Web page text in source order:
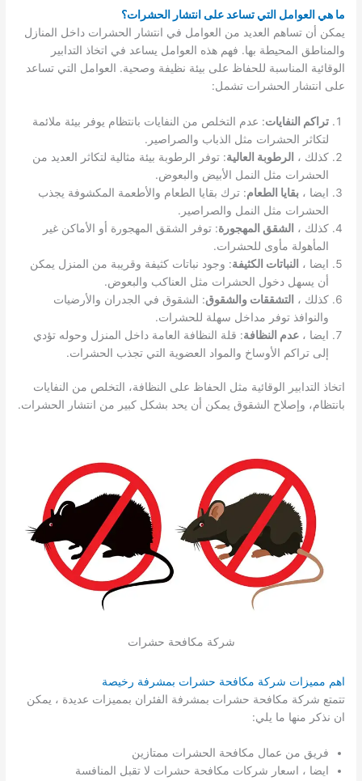
ما هي العوامل التي تساعد على انتشار الحشرات؟
يمكن أن تساهم العديد من العوامل في انتشار الحشرات داخل المنازل
والمناطق المحيطة بها. فهم هذه العوامل يساعد في اتخاذ التدابير
الوقائية المناسبة للحفاظ على بيئة نظيفة وصحية. العوامل التي تساعد
على انتشار الحشرات تشمل:
تراكم النفايات: عدم التخلص من النفايات بانتظام يوفر بيئة ملائمة
لتكاثر الحشرات مثل الذباب والصراصير.
كذلك ، الرطوبة العالية: توفر الرطوبة بيئة مثالية لتكاثر العديد من
الحشرات مثل النمل الأبيض والبعوض.
ايضا ،بقايا الطعام: ترك بقايا الطعام والأطعمة المكشوفة يجذب
الحشرات مثل النمل والصراصير.
كذلك ، الشقق المهجورة: توفر الشقق المهجورة أو الأماكن غير
المأهولة مأوى للحشرات.
ايضا ، النباتات الكثيفة: وجود نباتات كثيفة وقريبة من المنزل يمكن
أن يسهل دخول الحشرات مثل العناكب والبعوض.
كذلك ، التشققات والشقوق: الشقوق في الجدران والأرضيات
والنوافذ توفر مداخل سهلة للحشرات.
ايضا ،عدم النظافة: قلة النظافة العامة داخل المنزل وحوله تؤدي
إلى تراكم الأوساخ والمواد العضوية التي تجذب الحشرات.
اتخاذ التدابير الوقائية مثل الحفاظ على النظافة، التخلص من النفايات
بانتظام، وإصلاح الشقوق يمكن أن يحد بشكل كبير من انتشار الحشرات.
شركة مكافحة حشرات
اهم مميزات شركة مكافحة حشرات بمشرفة رخيصة
تتمتع شركة مكافحة حشرات بمشرفة الفئران بمميزات عديدة ، يمكن
ان نذكر منها ما يلي:
فريق من عمال مكافحة الحشرات ممتازين
ايضا ، اسعار شركات مكافحة حشرات لا تقبل المنافسة